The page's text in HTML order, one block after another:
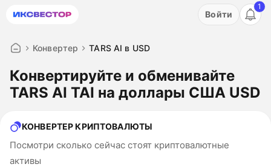
Акция: бесплатный пробный период на 3 дня!
Войти
1
Конвертер TARS AI в USD
Конвертируйте и обменивайте
TARS AI TAI на доллары США USD
КОНВЕРТЕР КРИПТОВАЛЮТЫ
Посмотри сколько сейчас стоят криптовалютные
активы